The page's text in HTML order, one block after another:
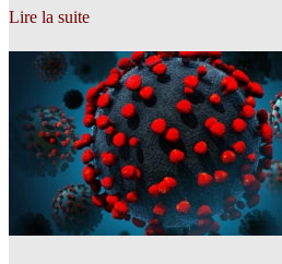
Lire la suite